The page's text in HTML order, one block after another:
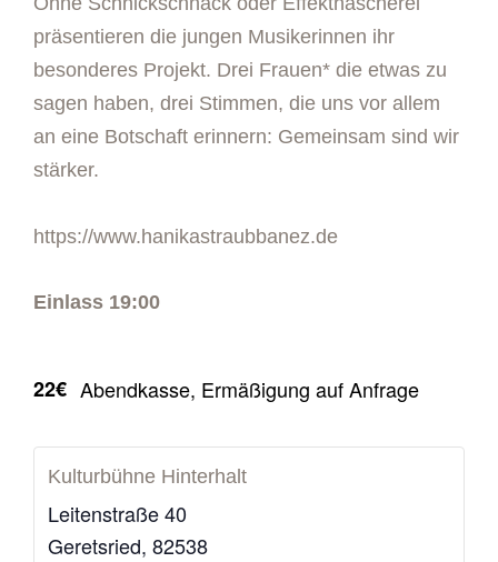
präsentieren die jungen Musikerinnen ihr
besonderes Projekt. Drei Frauen* die etwas zu
sagen haben, drei Stimmen, die uns vor allem
an eine Botschaft erinnern: Gemeinsam sind wir
stärker.
https://www.hanikastraubbanez.de
Einlass 19:00
22€ Abendkasse, Ermäßigung auf Anfrage
Kulturbühne Hinterhalt
Leitenstraße 40
Geretsried, 82538